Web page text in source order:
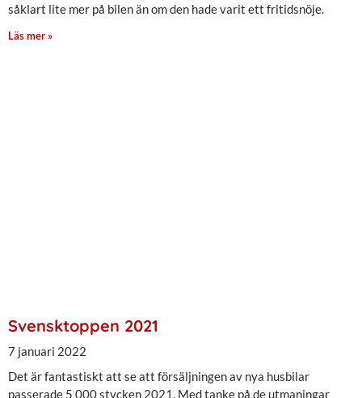
såklart lite mer på bilen än om den hade varit ett fritidsnöje.
Läs mer »
Svensktoppen 2021
7 januari 2022
Det är fantastiskt att se att försäljningen av nya husbilar
passerade 5 000 stycken 2021. Med tanke på de utmaningar